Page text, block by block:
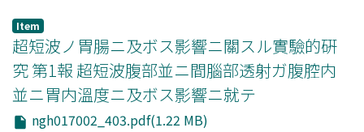
Item
超短波ノ胃腸ニ及ボス影響ニ關スル實驗的硏
究 第1報 超短波腹部並ニ間腦部透射ガ腹腔内
並ニ胃内溫度ニ及ボス影響ニ就テ
ngh017002_403.pdf(1.22 MB)